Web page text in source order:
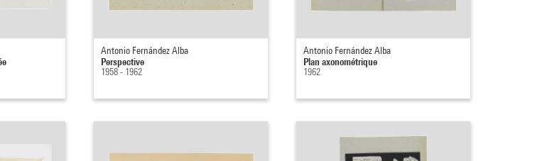
Antonio Fernández Alba
Perspective
1958 - 1962
Antonio Fernández Alba
Plan axonométrique
1962